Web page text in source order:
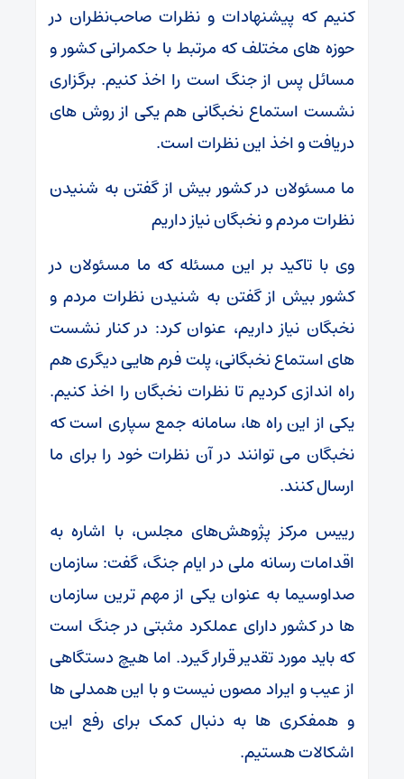
کنیم که پیشنهادات و نظرات صاحب‌نظران در
حوزه های مختلف که مرتبط با حکمرانی کشور و
مسائل پس از جنگ است را اخذ کنیم. برگزاری
نشست استماع نخبگانی هم یکی از روش های
دریافت و اخذ این نظرات است.
ما مسئولان در کشور بیش از گفتن به شنیدن
نظرات مردم و نخبگان نیاز داریم
وی با تاکید بر این مسئله که ما مسئولان در
کشور بیش از گفتن به شنیدن نظرات مردم و
نخبگان نیاز داریم، عنوان کرد: در کنار نشست
های استماع نخبگانی، پلت فرم هایی دیگری هم
راه اندازی کردیم تا نظرات نخبگان را اخذ کنیم.
یکی از این راه ها، سامانه جمع سپاری است که
نخبگان می توانند در آن نظرات خود را برای ما
ارسال کنند.
رییس مرکز پژوهش‌های مجلس، با اشاره به
اقدامات رسانه ملی در ایام جنگ، گفت: سازمان
صداوسیما به عنوان یکی از مهم ترین سازمان
ها در کشور دارای عملکرد مثبتی در جنگ است
که باید مورد تقدیر قرار گیرد. اما هیچ دستگاهی
از عیب و ایراد مصون نیست و با این همدلی ها
و همفکری ها به دنبال کمک برای رفع این
اشکالات هستیم.